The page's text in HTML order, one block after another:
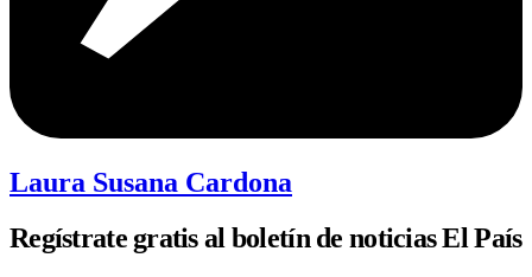
Laura Susana Cardona
Regístrate gratis al boletín de noticias El País